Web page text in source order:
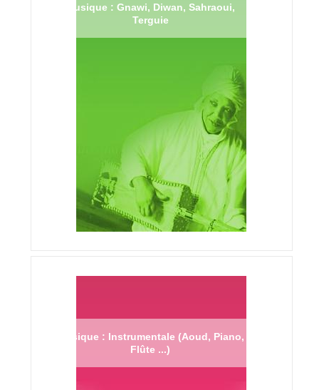
Musique : Gnawi, Diwan, Sahraoui,
Terguie
Musique : Instrumentale (Aoud, Piano,
Flûte ...)